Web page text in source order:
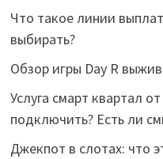
Что такое линии
выбирать?
Обзор игры Day R
Услуга смарт квартал
подключить? Есть ли
Джекпот в слотах: что